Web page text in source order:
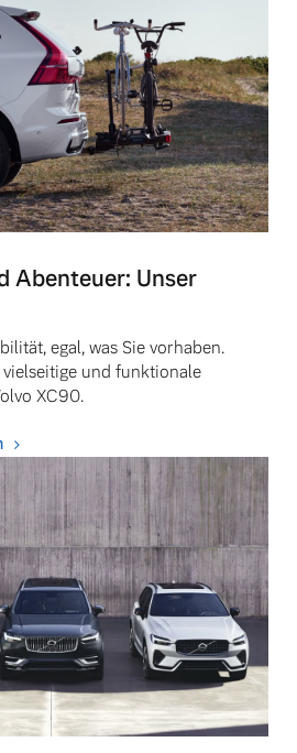
Abenteuer: Unser
egal, was Sie vorhaben.
vielseitige und funktionale
XC90.